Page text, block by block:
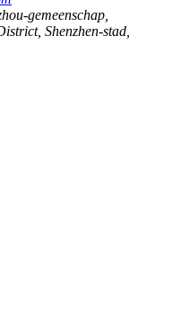
gemeenschap,
Shenzhen-stad,